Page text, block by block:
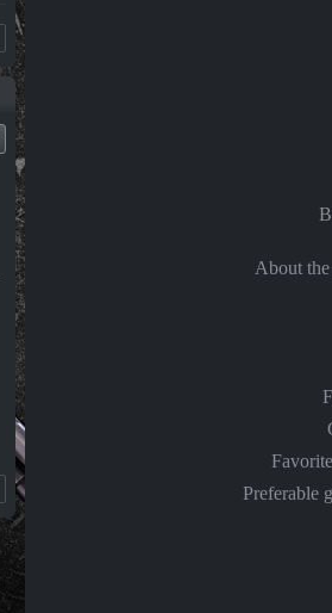
About
Preferable